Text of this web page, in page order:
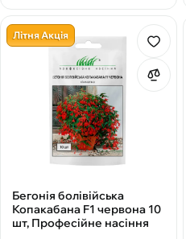
Літня Акція
Бегонія болівійська
Копакабана F1 червона 10
шт, Професійне насіння